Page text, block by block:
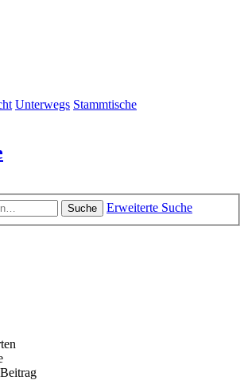
Unterwegs Stammtische
Suche
Erweiterte Suche